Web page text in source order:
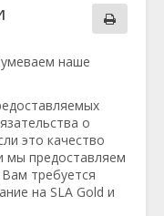
наше
о
это качество
мы предоставляем
требуется
на SLA Gold и